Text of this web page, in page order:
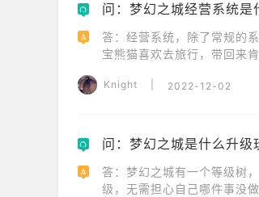
Q 问：梦幻之城经营系统是
A
答：经营系统，除了常规的
宝熊猫喜欢去旅行，带回来
学会打扫干净。
Knight 2022-12-02
Q 问：梦幻之城是什么升级
A
答：梦幻之城有一个等级树
级，无需担心自己哪件事没